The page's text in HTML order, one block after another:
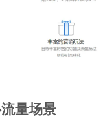
量场景